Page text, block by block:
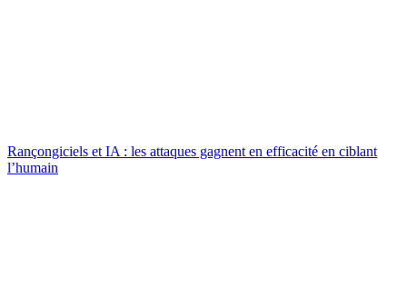
Rançongiciels et IA : les attaques gagnent en efficacité en ciblant
l’humain